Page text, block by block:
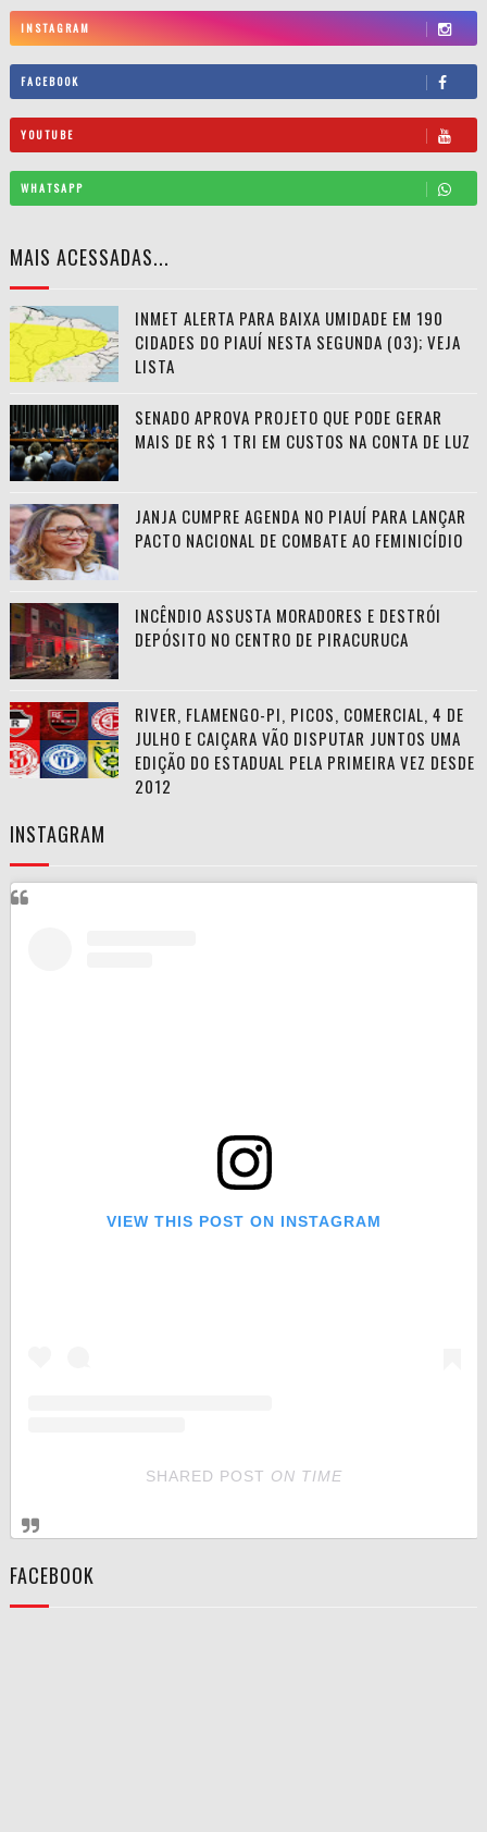
INSTAGRAM
FACEBOOK
YOUTUBE
WHATSAPP
MAIS ACESSADAS...
INMET ALERTA PARA BAIXA UMIDADE EM 190
CIDADES DO PIAUÍ NESTA SEGUNDA (03); VEJA
LISTA
SENADO APROVA PROJETO QUE PODE GERAR
MAIS DE R$ 1 TRI EM CUSTOS NA CONTA DE LUZ
JANJA CUMPRE AGENDA NO PIAUÍ PARA LANÇAR
PACTO NACIONAL DE COMBATE AO FEMINICÍDIO
INCÊNDIO ASSUSTA MORADORES E DESTRÓI
DEPÓSITO NO CENTRO DE PIRACURUCA
RIVER, FLAMENGO-PI, PICOS, COMERCIAL, 4 DE
JULHO E CAIÇARA VÃO DISPUTAR JUNTOS UMA
EDIÇÃO DO ESTADUAL PELA PRIMEIRA VEZ DESDE
2012
INSTAGRAM
VIEW THIS POST ON INSTAGRAM
SHARED POST ON TIME
FACEBOOK